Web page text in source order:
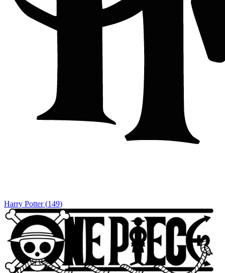
Harry Potter (149)